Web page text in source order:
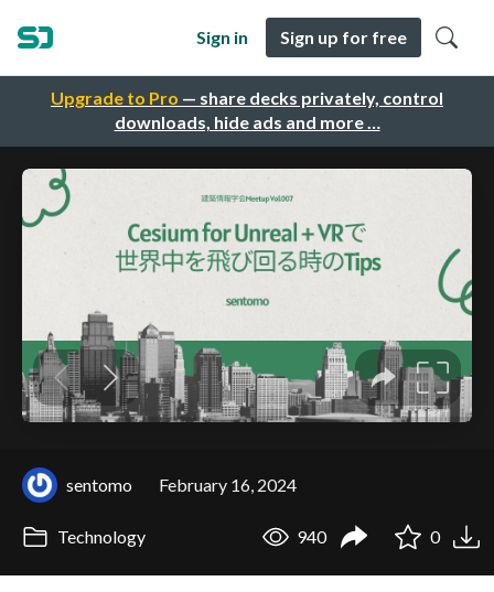
Upgrade to Pro — share decks privately, control
downloads, hide ads and more …
Sign in Sign up for free
sentomo February 16, 2024
Technology 940 0